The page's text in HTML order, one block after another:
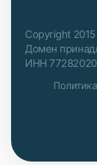
Copyright
Домен
ИНН